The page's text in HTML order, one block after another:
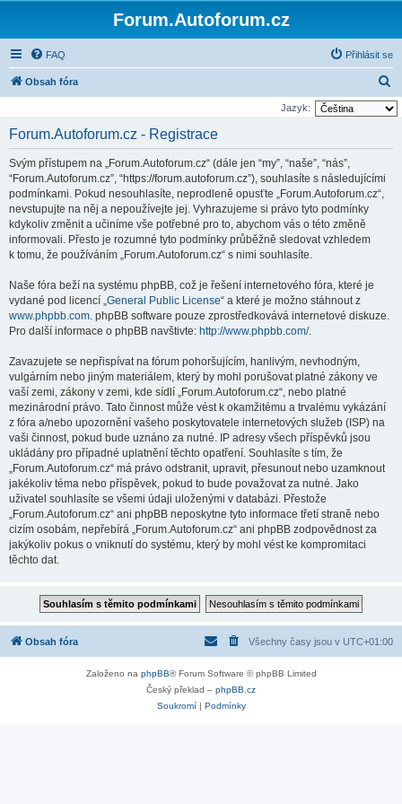
Forum.Autoforum.cz
FAQ Přihlásit se
Obsah fóra
l
Jazyk:
Forum.Autoforum.cz - Registrace
Svým přístupem na „Forum.Autoforum.cz“ (dále jen “my”, “naše”, “nás”,
“Forum.Autoforum.cz”, “https://forum.autoforum.cz”), souhlasíte s následujícími
podmínkami. Pokud nesouhlasíte, neprodleně opusťte „Forum.Autoforum.cz“,
nevstupujte na něj a nepoužívejte jej. Vyhrazujeme si právo tyto podmínky
kdykoliv změnit a učiníme vše potřebné pro to, abychom vás o této změně
informovali. Přesto je rozumné tyto podmínky průběžně sledovat vzhledem
k tomu, že používáním „Forum.Autoforum.cz“ s nimi souhlasíte.
Naše fóra beží na systému phpBB, což je řešení internetového fóra, které je
vydané pod licencí „General Public License“ a které je možno stáhnout z
www.phpbb.com. phpBB software pouze zprostředkovává internetové diskuze.
Pro další informace o phpBB navštivte: http://www.phpbb.com/.
Zavazujete se nepřispívat na fórum pohoršujícím, hanlivým, nevhodným,
vulgárním nebo jiným materiálem, který by mohl porušovat platné zákony ve
vaší zemi, zákony v zemi, kde sídlí „Forum.Autoforum.cz“, nebo platné
mezinárodní právo. Tato činnost může vést k okamžitému a trvalému vykázání
z fóra a/nebo upozornění vašeho poskytovatele internetových služeb (ISP) na
vaši činnost, pokud bude uznáno za nutné. IP adresy všech příspěvků jsou
ukládány pro případné uplatnění těchto opatření. Souhlasíte s tím, že
„Forum.Autoforum.cz“ má právo odstranit, upravit, přesunout nebo uzamknout
jakékoliv téma nebo příspěvek, pokud to bude považovat za nutné. Jako
uživatel souhlasíte se všemi údaji uloženými v databázi. Přestože
„Forum.Autoforum.cz“ ani phpBB neposkytne tyto informace třetí straně nebo
cizím osobám, nepřebírá „Forum.Autoforum.cz“ ani phpBB zodpovědnost za
jakýkoliv pokus o vniknutí do systému, který by mohl vést ke kompromitaci
těchto dat.
Obsah fóra Všechny časy jsou v UTC+01:00
Založeno na phpBB® Forum Software © phpBB Limited
Český překlad – phpBB.cz
Soukromí| Podmínky